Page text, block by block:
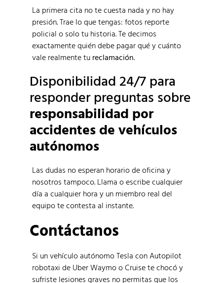
La primera cita no te cuesta nada y no hay
presión. Trae lo que tengas: fotos reporte
policial o solo tu historia. Te decimos
exactamente quién debe pagar qué y cuánto
vale realmente tu reclamación.
Disponibilidad 24/7 para
responder preguntas sobre
responsabilidad por
accidentes de vehículos
autónomos
Las dudas no esperan horario de oficina y
nosotros tampoco. Llama o escribe cualquier
día a cualquier hora y un miembro real del
equipo te contesta al instante.
Contáctanos
Si un vehículo autónomo Tesla con Autopilot
robotaxi de Uber Waymo o Cruise te chocó y
sufriste lesiones graves no permitas que los